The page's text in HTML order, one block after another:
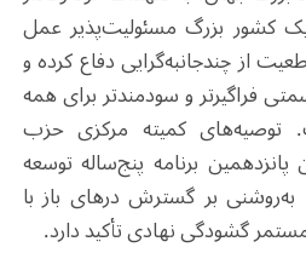
کشور بزرگ مسئولیت‌پذیر عمل
از چندجانبه‌گرایی دفاع کرده و
فراگیرتر و سودمندتر برای همه
کمیته مرکزی حزب
برنامه پنج‌ساله توسعه
بر گسترش درهای باز با
مستمر گشودگی نهادی تأکید دارد.